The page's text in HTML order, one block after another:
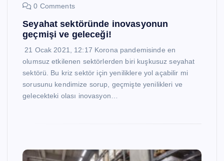
0 Comments
Seyahat sektöründe inovasyonun
geçmişi ve geleceği!
21 Ocak 2021, 12:17 Korona pandemisinde en
olumsuz etkilenen sektörlerden biri kuşkusuz seyahat
sektörü. Bu kriz sektör için yeniliklere yol açabilir mi
sorusunu kendimize sorup, geçmişte yenilikleri ve
gelecekteki olası inovasyon…